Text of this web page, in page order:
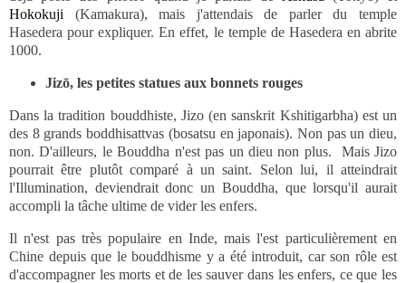
Hokokuji (Kamakura), mais j'attendais de parler du temple
Hasedera pour expliquer. En effet, le temple de Hasedera en abrite
1000.
Jizō, les petites statues aux bonnets rouges
Dans la tradition bouddhiste, Jizo (en sanskrit Kshitigarbha) est un
des 8 grands boddhisattvas (bosatsu en japonais). Non pas un dieu,
non. D'ailleurs, le Bouddha n'est pas un dieu non plus. Mais Jizo
pourrait être plutôt comparé à un saint. Selon lui, il atteindrait
l'Illumination, deviendrait donc un Bouddha, que lorsqu'il aurait
accompli la tâche ultime de vider les enfers.
Il n'est pas très populaire en Inde, mais l'est particulièrement en
Chine depuis que le bouddhisme y a été introduit, car son rôle est
d'accompagner les morts et de les sauver dans les enfers, ce que les